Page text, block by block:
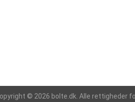
© 2026 bolte.dk. Alle rettigheder